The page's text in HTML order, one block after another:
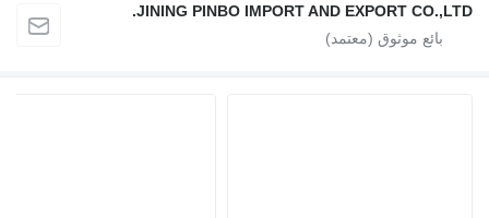
JINING PINBO IMPORT AND EXPORT CO.,LTD.